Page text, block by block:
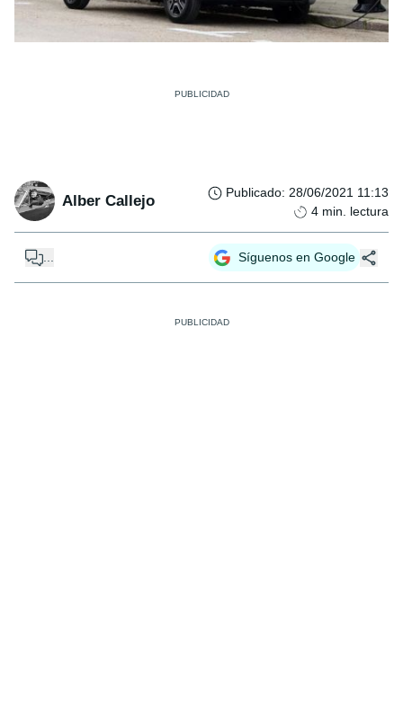
Alber Callejo Publicado: 28/06/2021 11:13
4 min. lectura
... Síguenos en Google